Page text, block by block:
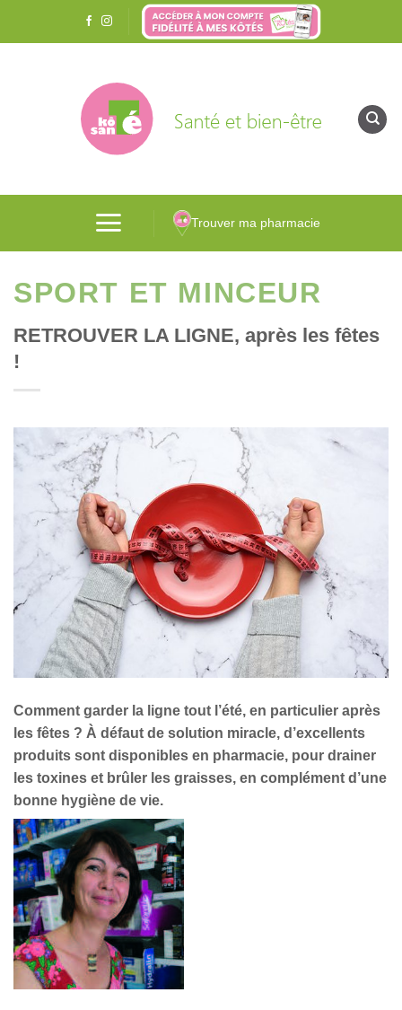
Trouver ma pharmacie
SPORT ET MINCEUR
RETROUVER LA LIGNE, après les fêtes
!
Comment garder la ligne tout l’été, en particulier après
les fêtes ? À défaut de solution miracle, d’excellents
produits sont disponibles en pharmacie, pour drainer
les toxines et brûler les graisses, en complément d’une
bonne hygiène de vie.